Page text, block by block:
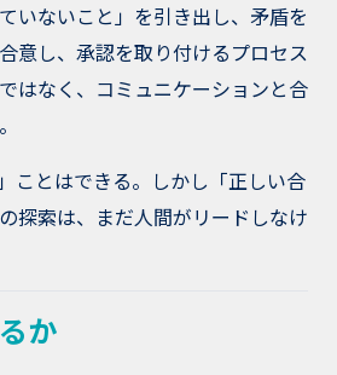
いないこと」を引き出し、矛盾を
意し、承認を取り付けるプロセス
はなく、コミュニケーションと合
ことはできる。しかし「正しい合
探索は、まだ人間がリードしなけ
か